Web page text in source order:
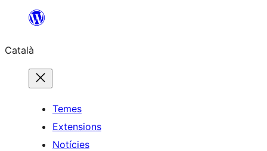
contingut
Català
Temes
Extensions
Notícies